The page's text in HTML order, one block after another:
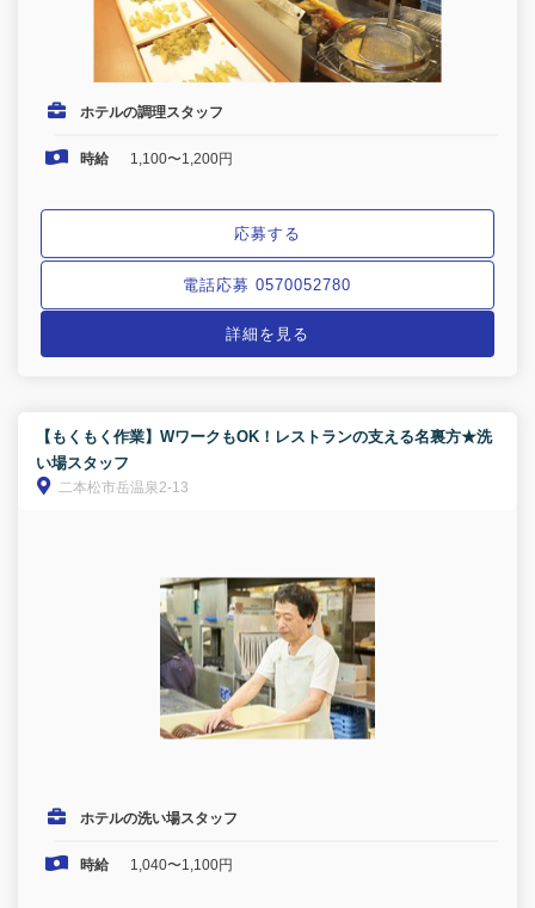
ホテルの調理スタッフ
時給 1,100〜1,200円
応募する
電話応募 0570052780
詳細を見る
【もくもく作業】WワークもOK！レストランの支える名裏方★洗
い場スタッフ
二本松市岳温泉2-13
ホテルの洗い場スタッフ
時給 1,040〜1,100円